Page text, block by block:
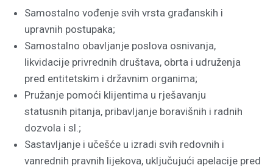
Samostalno vođenje svih vrsta građanskih i
upravnih postupaka;
Samostalno obavljanje poslova osnivanja,
likvidacije privrednih društava, obrta i udruženja
pred entitetskim i državnim organima;
Pružanje pomoći klijentima u rješavanju
statusnih pitanja, pribavljanje boravišnih i radnih
dozvola i sl.;
Sastavljanje i učešće u izradi svih redovnih i
vanrednih pravnih lijekova, uključujući apelacije pred